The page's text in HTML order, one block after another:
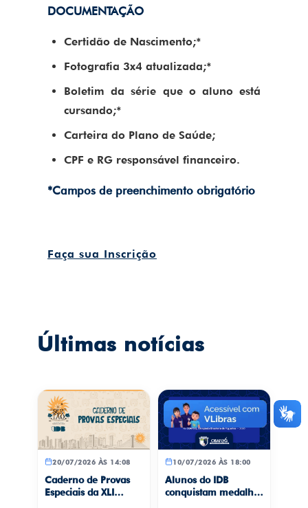
DOCUMENTAÇÃO
Certidão de Nascimento;*
Fotografia 3x4 atualizada;*
Boletim da série que o aluno está
cursando;*
Carteira do Plano de Saúde;
CPF e RG responsável financeiro.
*Campos de preenchimento obrigatório
Faça sua Inscrição
Últimas notícias
20/07/2026 ÀS 14:08
Caderno de Provas
Especiais da XLI
10/07/2026 ÀS 18:00
Alunos do IDB
conquistam medalhas